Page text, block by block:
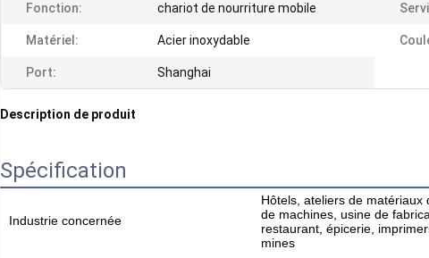
Fonction: chariot de nourriture mobile
Matériel: Acier inoxydable
Port: Shanghai
Description de produit
Spécification
Industrie concernée
Hôtels, ateliers de
de machines, usine de
restaurant, épicerie,
mines